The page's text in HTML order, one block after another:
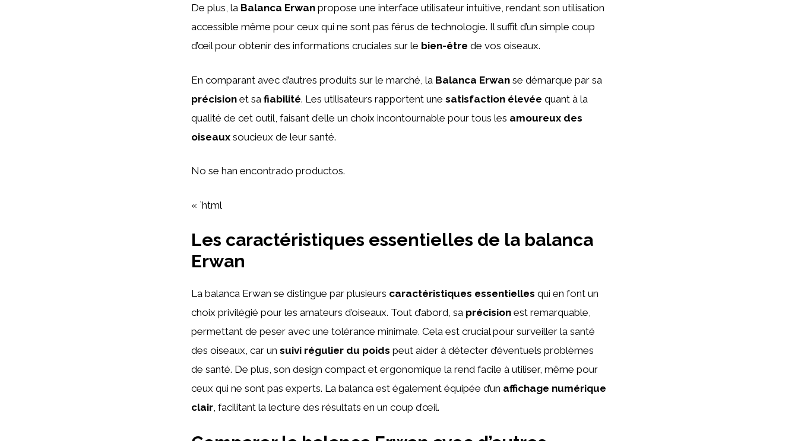
De plus, la Balanca Erwan propose une interface utilisateur intuitive, rendant son utilisation
accessible même pour ceux qui ne sont pas férus de technologie. Il suffit d’un simple coup
d’œil pour obtenir des informations cruciales sur le bien-être de vos oiseaux.
En comparant avec d’autres produits sur le marché, la Balanca Erwan se démarque par sa
précision et sa fiabilité. Les utilisateurs rapportent une satisfaction élevée quant à la
qualité de cet outil, faisant d’elle un choix incontournable pour tous les amoureux des
oiseaux soucieux de leur santé.
No se han encontrado productos.
« `html
Les caractéristiques essentielles de la balanca
Erwan
La balanca Erwan se distingue par plusieurs caractéristiques essentielles qui en font un
choix privilégié pour les amateurs d’oiseaux. Tout d’abord, sa précision est remarquable,
permettant de peser avec une tolérance minimale. Cela est crucial pour surveiller la santé
des oiseaux, car un suivi régulier du poids peut aider à détecter d’éventuels problèmes
de santé. De plus, son design compact et ergonomique la rend facile à utiliser, même pour
ceux qui ne sont pas experts. La balanca est également équipée d’un affichage numérique
clair, facilitant la lecture des résultats en un coup d’œil.